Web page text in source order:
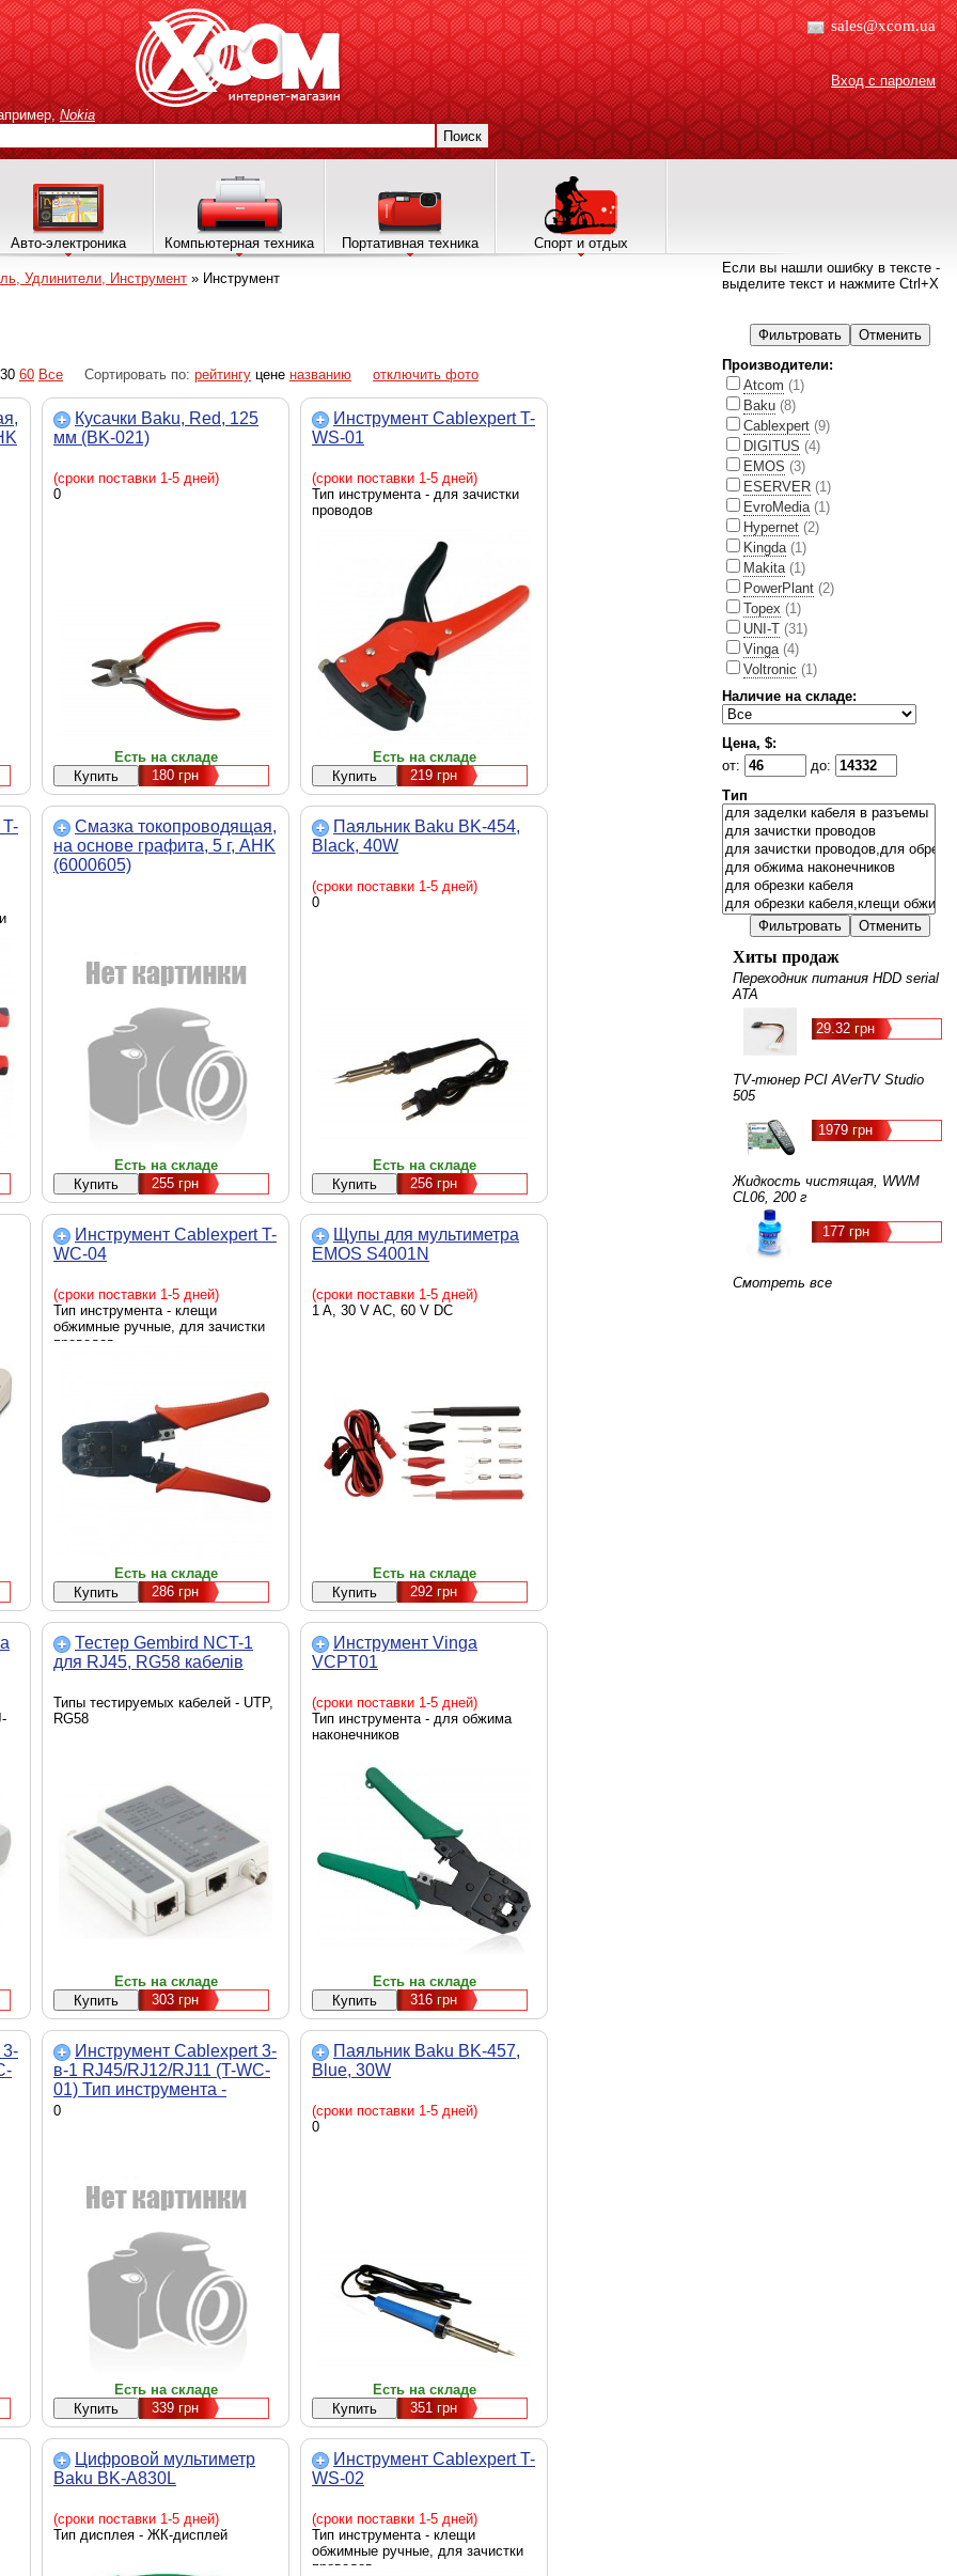
sales@xcom.ua
Вход с паролем
Nokia
Поиск
Авто-электроника Компьютерная техника Портативная техника Спорт и отдых
Удлинители, Инструмент » Инструмент
30 60 Все Сортировать по: рейтингу цене названию отключить фото
Кусачки Baku, Red, 125
мм (BK-021)
(сроки поставки 1-5 дней)
0
Есть на складе
180грн
Инструмент Cablexpert T-
WS-01
(сроки поставки 1-5 дней)
Тип инструмента - для зачистки
проводов
Есть на складе
219грн
Смазка токопроводящая,
на основе графита, 5 г, AHK
(6000605)
Есть на складе
255грн
Паяльник Baku BK-454,
Black, 40W
(сроки поставки 1-5 дней)
0
Есть на складе
256грн
Инструмент Cablexpert T-
WC-04
(сроки поставки 1-5 дней)
Тип инструмента - клещи
обжимные ручные, для зачистки
проводов
Есть на складе
286грн
Щупы для мультиметра
EMOS S4001N
(сроки поставки 1-5 дней)
1 A, 30 V AC, 60 V DC
Есть на складе
292грн
Тестер Gembird NCT-1
для RJ45, RG58 кабелів
Типы тестируемых кабелей - UTP,
RG58
Есть на складе
303грн
Инструмент Vinga
VCPT01
(сроки поставки 1-5 дней)
Тип инструмента - для обжима
наконечников
Есть на складе
316грн
3-
Инструмент Cablexpert 3-
в-1 RJ45/RJ12/RJ11 (T-WC-
01) Тип инструмента -
клещи обжимные ручные,
0
Есть на складе
339грн
Паяльник Baku BK-457,
Blue, 30W
(сроки поставки 1-5 дней)
0
Есть на складе
351грн
Цифровой мультиметр
Baku BK-A830L
(сроки поставки 1-5 дней)
Тип дисплея - ЖК-дисплей
Инструмент Cablexpert T-
WS-02
(сроки поставки 1-5 дней)
Тип инструмента - клещи
обжимные ручные, для зачистки
проводов
Если вы нашли ошибку в тексте -
выделите текст и нажмите Ctrl+X
Производители:
Atcom (1)
Baku (8)
Cablexpert (9)
DIGITUS (4)
EMOS (3)
ESERVER (1)
EvroMedia (1)
Hypernet (2)
Kingda (1)
Makita (1)
PowerPlant (2)
Topex (1)
UNI-T (31)
Vinga (4)
Voltronic (1)
Наличие на складе:
Цена, $:
от:
до:
Тип
Хиты продаж
Переходник питания HDD serial
ATA
29.32 грн
TV-тюнер PCI AVerTV Studio
505
1979 грн
Жидкость чистящая, WWM
CL06, 200 г
177 грн
Смотреть все